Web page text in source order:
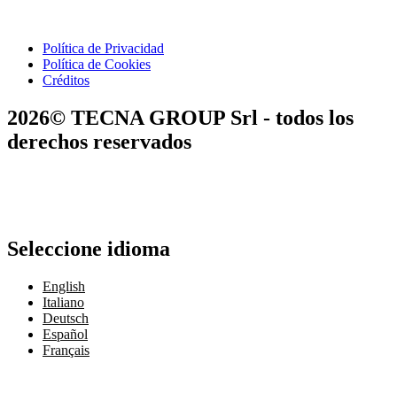
Política de Privacidad
Política de Cookies
Créditos
2026© TECNA GROUP Srl - todos los
derechos reservados
Seleccione idioma
English
Italiano
Deutsch
Español
Français